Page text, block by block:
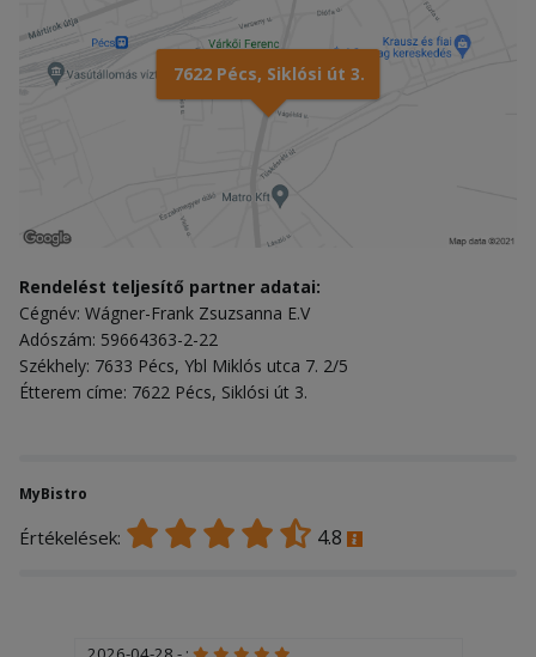
7622 Pécs, Siklósi út 3.
Rendelést teljesítő partner adatai:
Cégnév: Wágner-Frank Zsuzsanna E.V
Adószám: 59664363-2-22
Székhely: 7633 Pécs, Ybl Miklós utca 7. 2/5
Étterem címe: 7622 Pécs, Siklósi út 3.
MyBistro
Értékelések: 4.8